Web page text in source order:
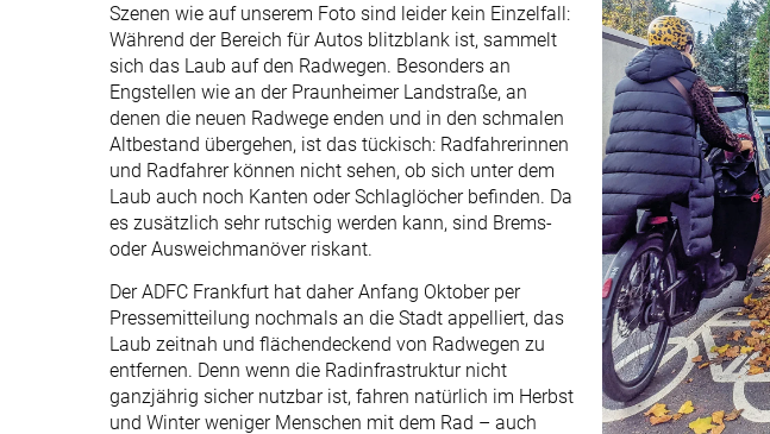
Szenen wie auf unserem Foto sind leider kein Einzelfall:
Während der Bereich für Autos blitzblank ist, sammelt
sich das Laub auf den Radwegen. Besonders an
Engstellen wie an der Praunheimer Landstraße, an
denen die neuen Rad­wege enden und in den schmalen
Altbestand übergehen, ist das tückisch: Radfahrerinnen
und Radfahrer können nicht sehen, ob sich unter dem
Laub auch noch Kanten oder Schlaglöcher befinden. Da
es zusätzlich sehr rutschig werden kann, sind Brems-
oder Ausweichmanöver riskant.
Der ADFC Frankfurt hat daher Anfang Oktober per
Pressemitteilung nochmals an die Stadt ­appelliert, das
Laub zeitnah und flächendeckend von Radwegen zu
entfernen. Denn wenn die Radinfrastruktur nicht
ganzjährig sicher nutzbar ist, fahren natürlich im Herbst
und Winter weniger Menschen mit dem Rad – auch